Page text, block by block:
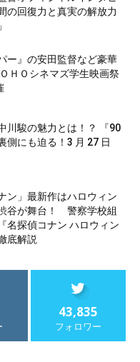
の回復力と真実の解放力
ー』の安田監督など豪華
ＨＯシネマズ学生映画祭
川駿の魅力とは！？ 『90
側にも迫る！3 月 27 日
ン」最新作はハロウィン
谷が舞台！ 警察学校組
名探偵コナン ハロウィン
底解説
43,835
フォロワー